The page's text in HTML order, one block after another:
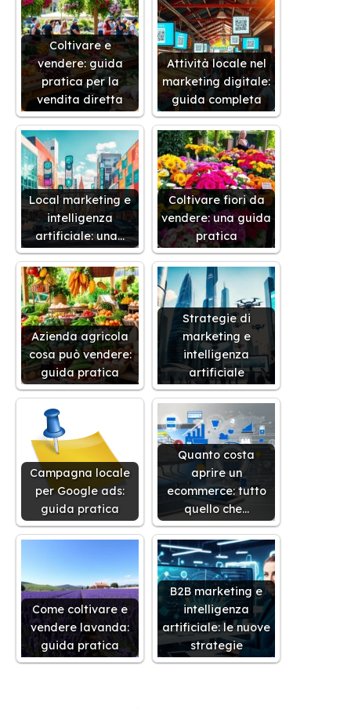
Coltivare e
vendere: guida
pratica per la
vendita diretta
Attività locale nel
marketing digitale:
guida completa
Local marketing e
intelligenza
artificiale: una…
Coltivare fiori da
vendere: una guida
pratica
Azienda agricola
cosa può vendere:
guida pratica
Strategie di
marketing e
intelligenza
artificiale
Campagna locale
per Google ads:
guida pratica
Quanto costa
aprire un
ecommerce: tutto
quello che…
Come coltivare e
vendere lavanda:
guida pratica
B2B marketing e
intelligenza
artificiale: le nuove
strategie